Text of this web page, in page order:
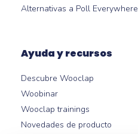
Alternativas a Poll Everywhere
Ayuda y recursos
Descubre Wooclap
Woobinar
Wooclap trainings
Novedades de producto